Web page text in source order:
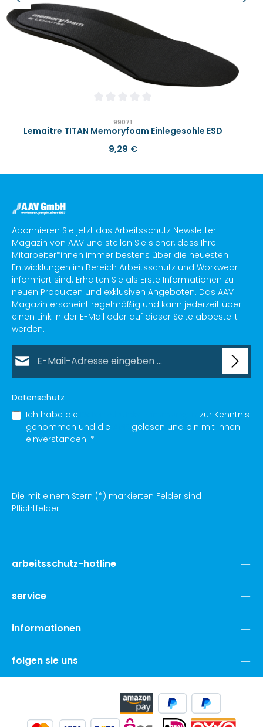
99071
Lemaitre TITAN Memoryfoam Einlegesohle ESD
Regulärer Preis:
9,29 €
Abonnieren Sie jetzt das Arbeitsschutz Newsletter-
Magazin von AAV und stellen Sie sicher, dass Ihre
Mitarbeiter*innen immer bestens über die neuesten
Entwicklungen im Bereich Arbeitsschutz und Workwear
informiert sind. Erhalten Sie als Erste Informationen zu
neuen Produkten und exklusiven Angeboten. Das AAV
Magazin erscheint regelmäßig und kann jederzeit über
einen Link in der E-Mail oder auf dieser Seite abbestellt
werden.
Datenschutz
Ich habe die
zur Kenntnis
genommen und die
gelesen und bin mit ihnen
einverstanden. *
Die mit einem Stern (*) markierten Felder sind
Pflichtfelder.
arbeitsschutz-hotline
service
informationen
folgen sie uns